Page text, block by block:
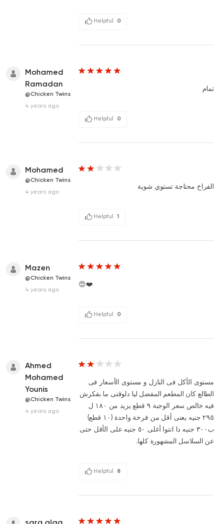
Helpful 0
Mohamed
Ramadan
@Chicken Twins
4 years ago
تمام
Helpful 0
Mohamed
@Chicken Twins
4 years ago
الفراخ محتاجة تستوي شوية
Helpful 1
Mazen
@Chicken Twins
4 years ago
😍❤️
Helpful 0
Ahmed
Mohamed
Younis
@Chicken Twins
4 years ago
مستوى الأكل فى النازل و مستوى الأسعار فى
الطالع كان المطعم المفضل ليا دلوقتى ما بفكرش
فيه خالص سعر الوجبة ٩ قطع يزيد من ١٨٠ ل
٢٩٥ جنيه يعنى أقل من فرخة واحدة (١٠ قطع)
ب٣٠٠ جنيه دا انتوا أغلى ٥٠ جنيه على الأقل حتى
عن السلاسل المشهورة كلها.
Helpful 8